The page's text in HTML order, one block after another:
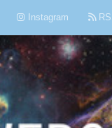
Instagram